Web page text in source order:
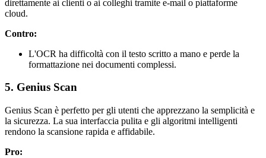
direttamente ai clienti o ai colleghi tramite e-mail o piattaforme
cloud.
Contro:
L'OCR ha difficoltà con il testo scritto a mano e perde la
formattazione nei documenti complessi.
5. Genius Scan
Genius Scan è perfetto per gli utenti che apprezzano la semplicità e
la sicurezza. La sua interfaccia pulita e gli algoritmi intelligenti
rendono la scansione rapida e affidabile.
Pro: